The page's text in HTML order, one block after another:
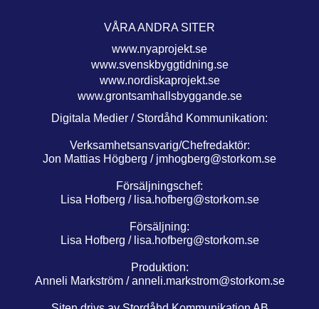
VÅRA ANDRA SITER
www.nyaprojekt.se
www.svenskbyggtidning.se
www.nordiskaprojekt.se
www.grontsamhallsbyggande.se
Digitala Medier / Stordåhd Kommunikation:
Verksamhetsansvarig/Chefredaktör:
Jon Mattias Högberg / jmhogberg@storkom.se
Försäljningschef:
Lisa Hofberg / lisa.hofberg@storkom.se
Försäljning:
Lisa Hofberg / lisa.hofberg@storkom.se
Produktion:
Anneli Markström /anneli.markstrom@storkom.se